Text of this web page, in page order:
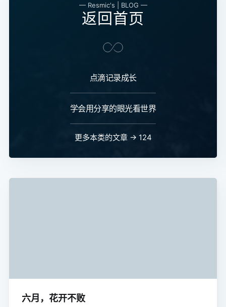
— Resmic's | BLOG —
返回首页
点滴记录成长
学会用分享的眼光看世界
更多本类的文章 → 124
六月，花开不败